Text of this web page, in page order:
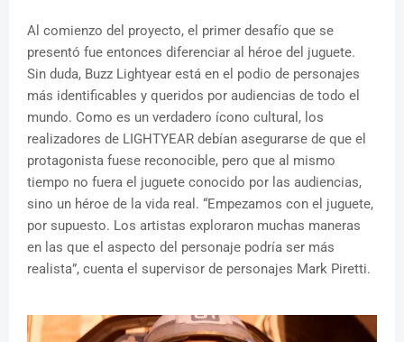
Al comienzo del proyecto, el primer desafío que se
presentó fue entonces diferenciar al héroe del juguete.
Sin duda, Buzz Lightyear está en el podio de personajes
más identificables y queridos por audiencias de todo el
mundo. Como es un verdadero ícono cultural, los
realizadores de LIGHTYEAR debían asegurarse de que el
protagonista fuese reconocible, pero que al mismo
tiempo no fuera el juguete conocido por las audiencias,
sino un héroe de la vida real. “Empezamos con el juguete,
por supuesto. Los artistas exploraron muchas maneras
en las que el aspecto del personaje podría ser más
realista”, cuenta el supervisor de personajes Mark Piretti.